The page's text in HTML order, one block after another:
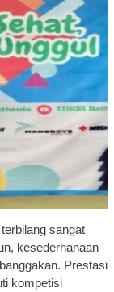
sangat
kesederhanaan
Prestasi
kompetisi